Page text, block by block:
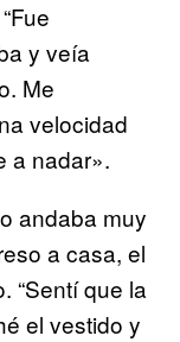
y veía
Me
velocidad
a nadar».
andaba muy
a casa, el
“Sentí que la
el vestido y